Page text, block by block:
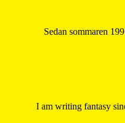
Sedan sommaren
I am writing fantasy